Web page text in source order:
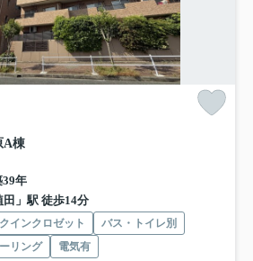
A棟
39年
」駅 徒歩14分
インクロゼット
バス・トイレ別
リング
電気有